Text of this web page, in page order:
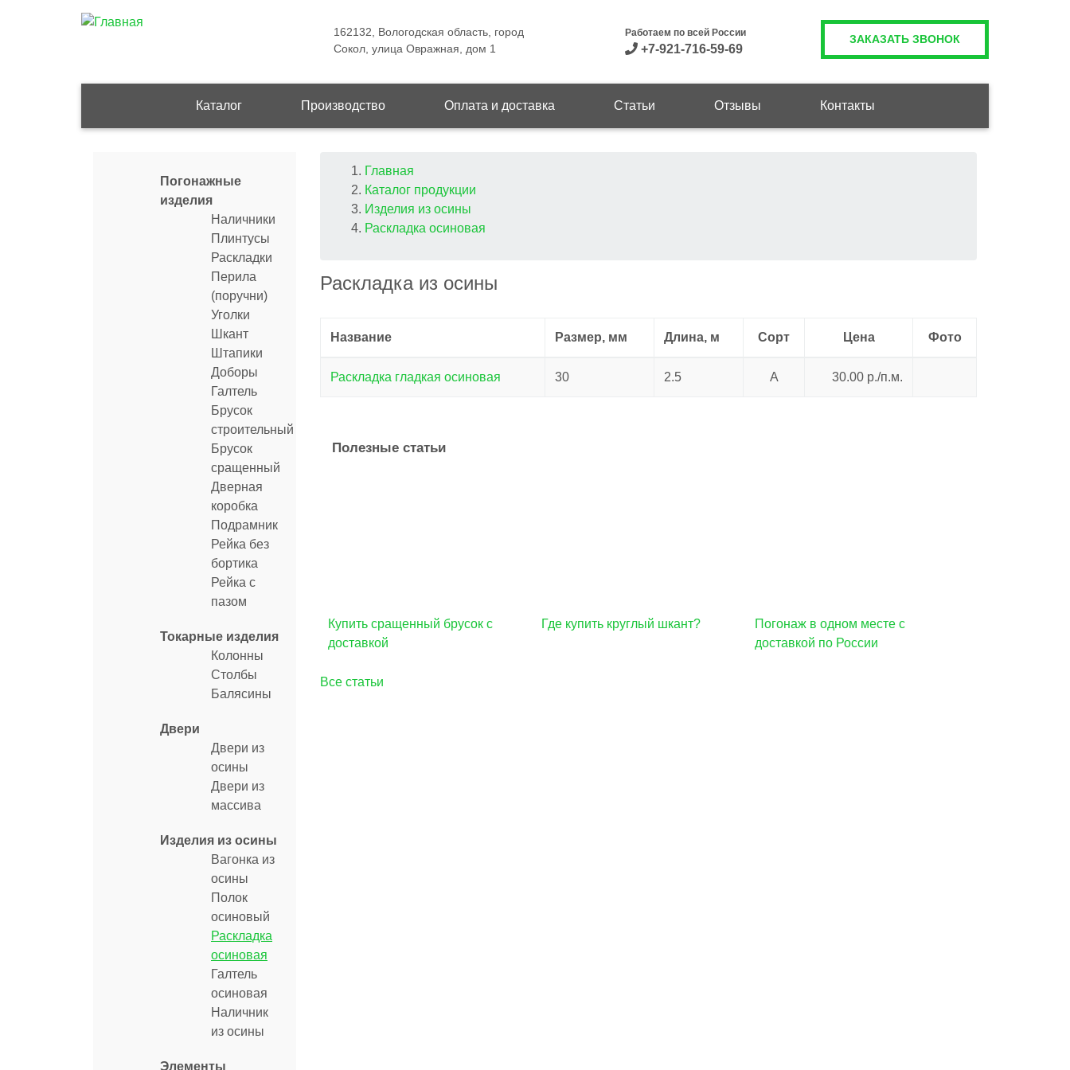
162132, Вологодская область, город
Сокол, улица Овражная, дом 1
Работаем по всей России
+7-921-716-59-69
ЗАКАЗАТЬ ЗВОНОК
Каталог Производство Оплата и доставка Статьи Отзывы Контакты
Продукция
Погонажные
изделия
Наличники
Плинтусы
Раскладки
Перила
(поручни)
Уголки
Шкант
Штапики
Доборы
Галтель
Брусок
строительный
Брусок
сращенный
Дверная
коробка
Подрамник
Рейка без
бортика
Рейка с
пазом
Токарные изделия
Колонны
Столбы
Балясины
Двери
Двери из
осины
Двери из
массива
Изделия из осины
Вагонка из
осины
Полок
осиновый
Раскладка
осиновая
Галтель
осиновая
Наличник
из осины
Элементы
Строка
навигации
Главная
Каталог продукции
Изделия из осины
Раскладка осиновая
Раскладка из осины
Название Размер, мм Длина, м Сорт Цена Фото
Раскладка гладкая осиновая 30 2.5 А 30.00 р./п.м.
Полезные статьи
Купить сращенный брусок с
доставкой
Где купить круглый шкант?
Погонаж в одном месте с
доставкой по России
Все статьи